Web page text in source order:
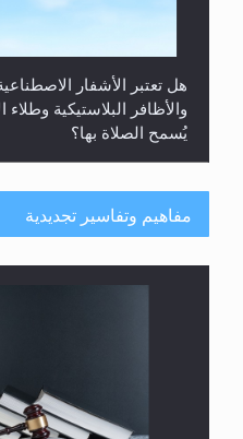
هل تعتبر الأشفار
والأظافر البلاستيكية
يُسمح الصلاة بها؟
هل يُحسب حول الزكاة وفق
مفاهيم وتفاسير تجديدية